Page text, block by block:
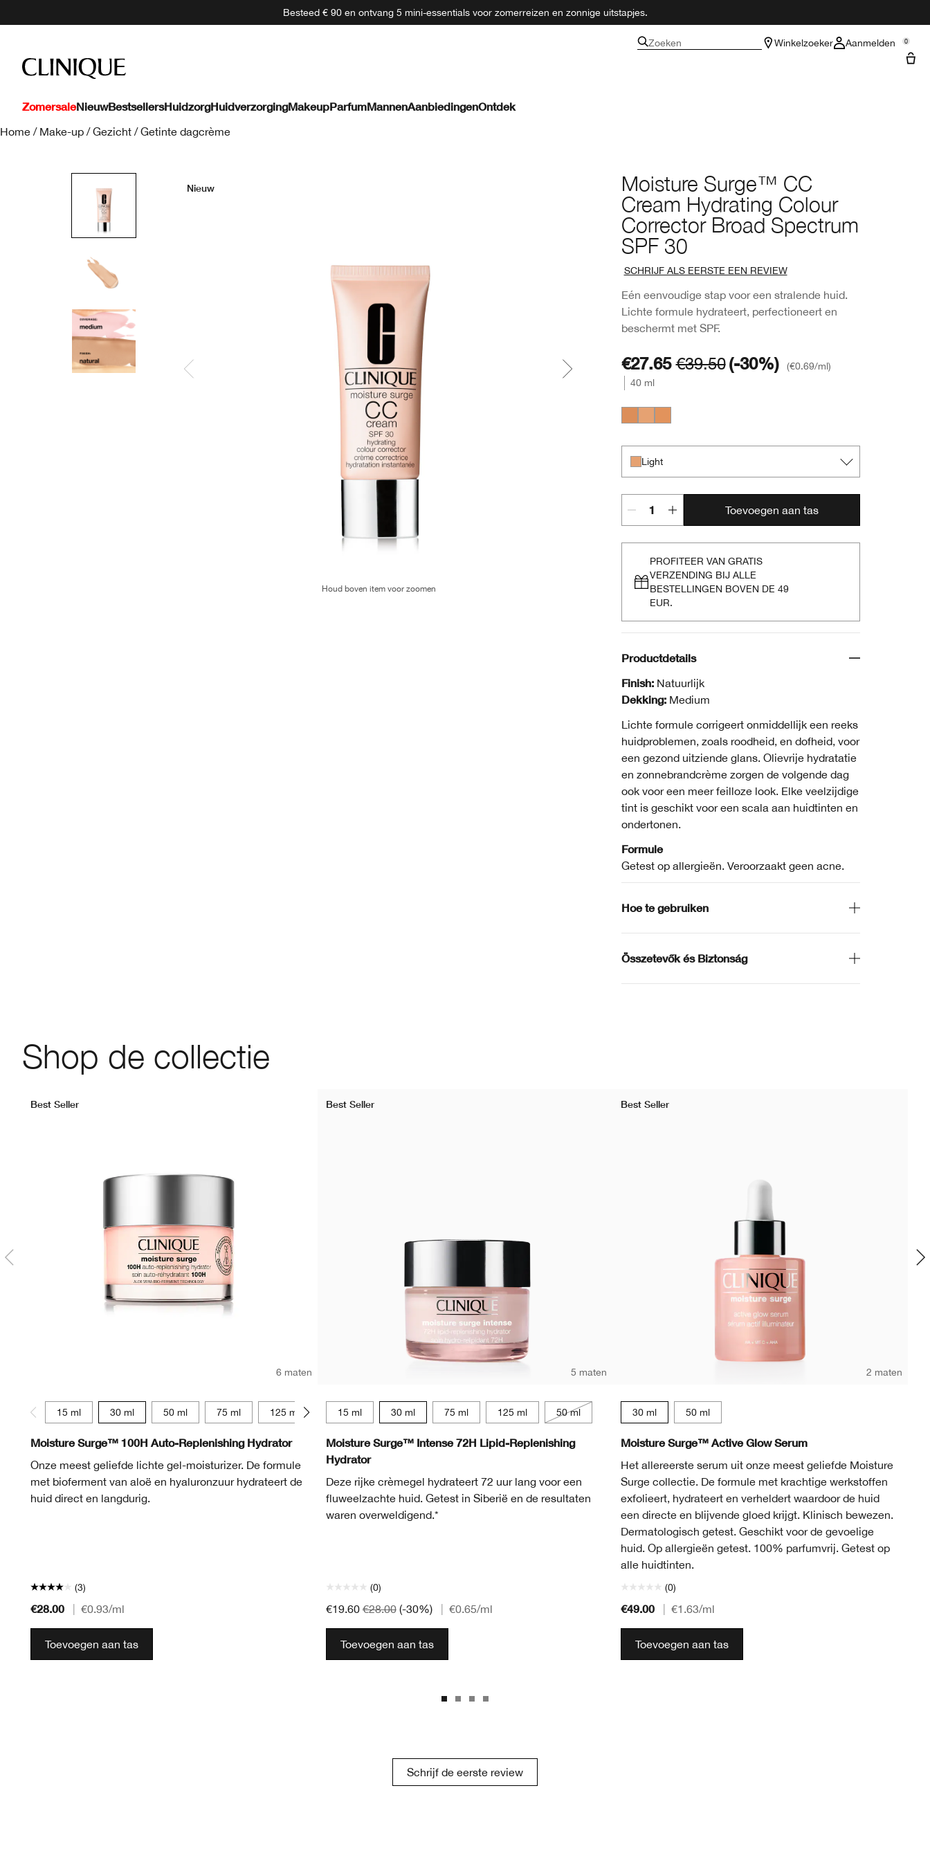
Besteed € 90 en ontvang 5 mini-essentials voor zomerreizen en zonnige uitstapjes.
Zoeken Winkelzoeker Aanmelden 0
ZomersaleNieuwBestsellersHuidzorgHuidverzorgingMakeupParfumMannenAanbiedingenOntdek
Home / Make-up / Gezicht / Getinte dagcrème
Moisture Surge™ CC
Cream Hydrating Colour
Corrector Broad Spectrum
SPF 30
SCHRIJF ALS EERSTE EEN REVIEW
Eén eenvoudige stap voor een stralende huid.
Lichte formule hydrateert, perfectioneert en
beschermt met SPF.
Nieuw
Houd boven item voor zoomen
€27.65€39.50(-30%) €0.69/ml
40 ml
Light
Toevoegen aan tas
PROFITEER VAN GRATIS
VERZENDING BIJ ALLE
BESTELLINGEN BOVEN DE 49
EUR.
Productdetails
Finish: Natuurlijk
Dekking: Medium
Lichte formule corrigeert onmiddellijk een reeks
huidproblemen, zoals roodheid, en dofheid, voor
een gezond uitziende glans. Olievrije hydratatie
en zonnebrandcrème zorgen de volgende dag
ook voor een meer feilloze look. Elke veelzijdige
tint is geschikt voor een scala aan huidtinten en
ondertonen.
Formule
Getest op allergieën. Veroorzaakt geen acne.
Hoe te gebruiken
Összetevők és Biztonság
Shop de collectie
Best Seller
6 maten
15 ml 30 ml 50 ml 75 ml 125 ml 15 ml
Moisture Surge™ 100H Auto-Replenishing Hydrator
Onze meest geliefde lichte gel-moisturizer. De formule
met bioferment van aloë en hyaluronzuur hydrateert de
huid direct en langdurig.
(3)
€28.00 €0.93/ml
Toevoegen aan tas
Best Seller
5 maten
15 ml 30 ml 75 ml 125 ml 50 ml
Moisture Surge™ Intense 72H Lipid-Replenishing
Hydrator
Deze rijke crèmegel hydrateert 72 uur lang voor een
fluweelzachte huid. Getest in Siberië en de resultaten
waren overweldigend.*
(0)
€19.60€28.00 (-30%) €0.65/ml
Toevoegen aan tas
Best Seller
2 maten
30 ml 50 ml
Moisture Surge™ Active Glow Serum
Het allereerste serum uit onze meest geliefde Moisture
Surge collectie. De formule met krachtige werkstoffen
exfolieert, hydrateert en verheldert waardoor de huid
een directe en blijvende gloed krijgt. Klinisch bewezen.
Dermatologisch getest. Geschikt voor de gevoelige
huid. Op allergieën getest. 100% parfumvrij. Getest op
alle huidtinten.
(0)
€49.00 €1.63/ml
Toevoegen aan tas
Schrijf de eerste review